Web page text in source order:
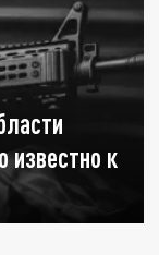
известно к